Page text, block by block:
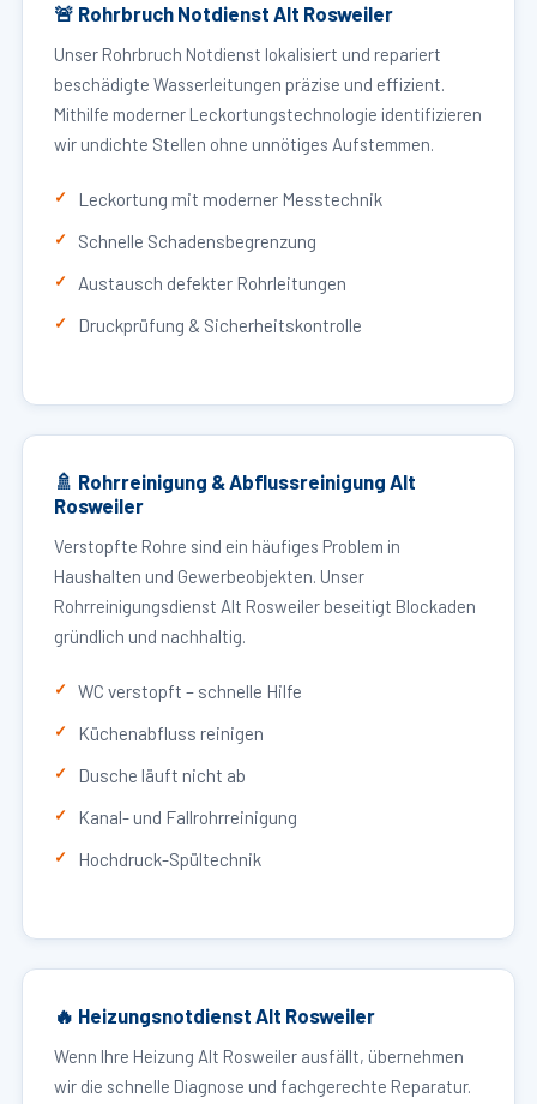
🚨 Rohrbruch Notdienst Alt Rosweiler
Unser Rohrbruch Notdienst lokalisiert und repariert
beschädigte Wasserleitungen präzise und effizient.
Mithilfe moderner Leckortungstechnologie identifizieren
wir undichte Stellen ohne unnötiges Aufstemmen.
Leckortung mit moderner Messtechnik
Schnelle Schadensbegrenzung
Austausch defekter Rohrleitungen
Druckprüfung & Sicherheitskontrolle
🚿 Rohrreinigung & Abflussreinigung Alt
Rosweiler
Verstopfte Rohre sind ein häufiges Problem in
Haushalten und Gewerbeobjekten. Unser
Rohrreinigungsdienst Alt Rosweiler beseitigt Blockaden
gründlich und nachhaltig.
WC verstopft – schnelle Hilfe
Küchenabfluss reinigen
Dusche läuft nicht ab
Kanal- und Fallrohrreinigung
Hochdruck-Spültechnik
🔥 Heizungsnotdienst Alt Rosweiler
Wenn Ihre Heizung Alt Rosweiler ausfällt, übernehmen
wir die schnelle Diagnose und fachgerechte Reparatur.